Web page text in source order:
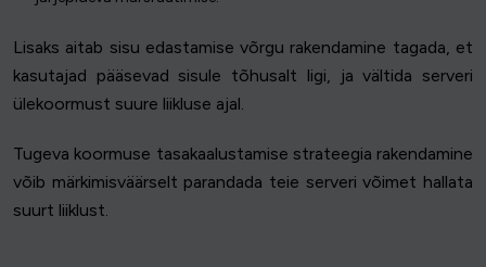
Lisaks aitab sisu edastamise võrgu rakendamine tagada, et
kasutajad pääsevad sisule tõhusalt ligi, ja vältida serveri
ülekoormust suure liikluse ajal.
Tugeva koormuse tasakaalustamise strateegia rakendamine
võib märkimisväärselt parandada teie serveri võimet hallata
suurt liiklust.